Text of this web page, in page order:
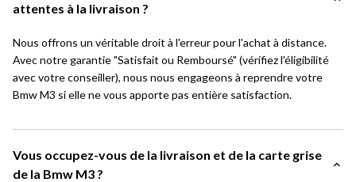
attentes à la livraison ?
Nous offrons un véritable droit à l'erreur pour l'achat à distance.
Avec notre garantie "Satisfait ou Remboursé" (vérifiez l'éligibilité
avec votre conseiller), nous nous engageons à reprendre votre
Bmw M3 si elle ne vous apporte pas entière satisfaction.
Vous occupez-vous de la livraison et de la carte grise
de la Bmw M3 ?